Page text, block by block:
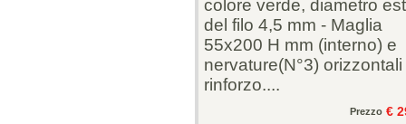
colore verde, diametro
del filo 4,5 mm - Maglia
55x200 H mm (interno) e
nervature(N°3) orizzontali
rinforzo....
Prezzo €